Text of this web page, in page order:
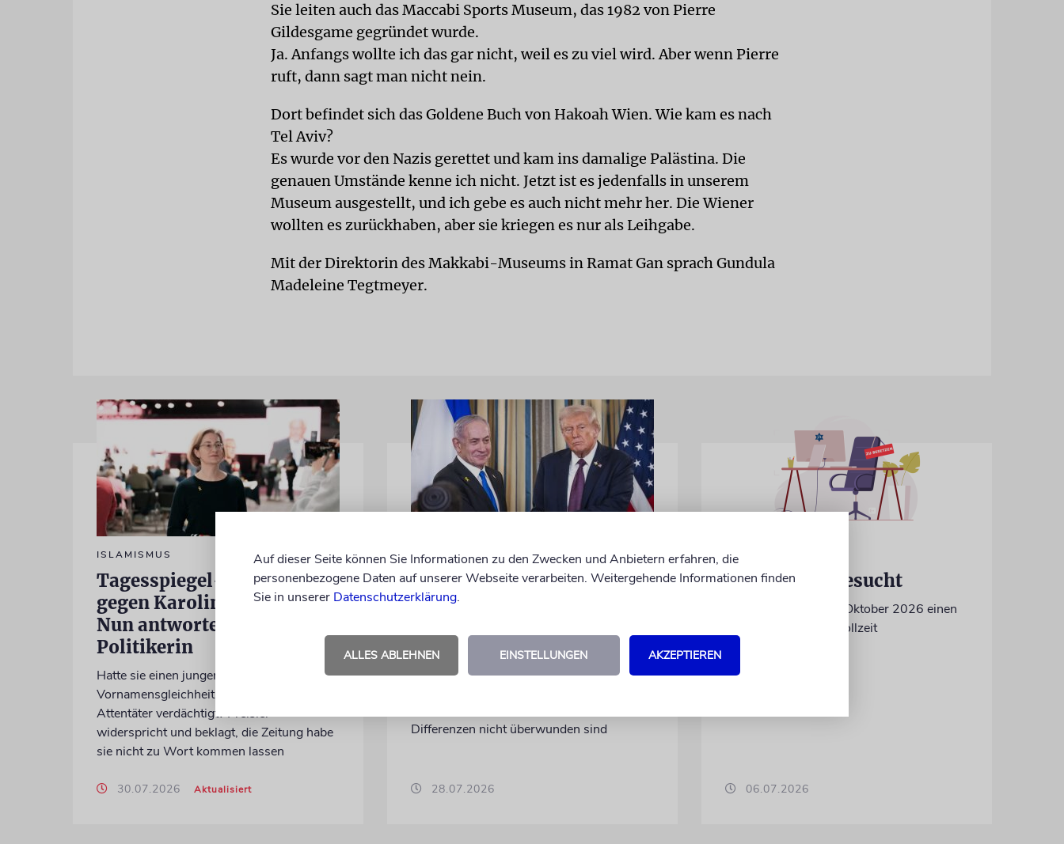
Sie leiten auch das Maccabi Sports Museum, das 1982 von Pierre
Gildesgame gegründet wurde.
Ja. Anfangs wollte ich das gar nicht, weil es zu viel wird. Aber wenn Pierre
ruft, dann sagt man nicht nein.
Dort befindet sich das Goldene Buch von Hakoah Wien. Wie kam es nach
Tel Aviv?
Es wurde vor den Nazis gerettet und kam ins damalige Palästina. Die
genauen Umstände kenne ich nicht. Jetzt ist es jedenfalls in unserem
Museum ausgestellt, und ich gebe es auch nicht mehr her. Die Wiener
wollten es zurückhaben, aber sie kriegen es nur als Leihgabe.
Mit der Direktorin des Makkabi-Museums in Ramat Gan sprach Gundula
Madeleine Tegtmeyer.
ISLAMISMUS
Tagesspiegel-Vorwürfe
gegen Karoline Preisler:
Nun antwortet die FDP-
Politikerin
Hatte sie einen jungen Mann wegen einer
Vornamensgleichheit zu Unrecht als CSD-
Attentäter verdächtigt? Preisler
widerspricht und beklagt, die Zeitung habe
sie nicht zu Wort kommen lassen
30.07.2026 Aktualisiert
WASHINGTON D.C.
Trump: Netanjahu will,
dass USA im Iran involviert
Unterschiedliche Interessen Israels und der
USA sind im Iran-Krieg mehrfach zutage
Differenzen nicht überwunden sind
28.07.2026
IN EIGENER SACHE
Volontär/in gesucht
Wir suchen zum 15. Oktober 2026 einen
Volontär (m/w/d) in Vollzeit
06.07.2026
Auf dieser Seite können Sie Informationen zu den Zwecken und Anbietern erfahren, die
personenbezogene Daten auf unserer Webseite verarbeiten. Weitergehende Informationen finden
Sie in unserer Datenschutzerklärung.
ALLES ABLEHNEN EINSTELLUNGEN AKZEPTIEREN